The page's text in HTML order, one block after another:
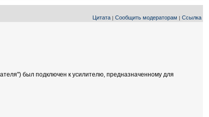
Цитата | Сообщить модераторам | Ссылка
был подключен к усилителю, предназначенному для